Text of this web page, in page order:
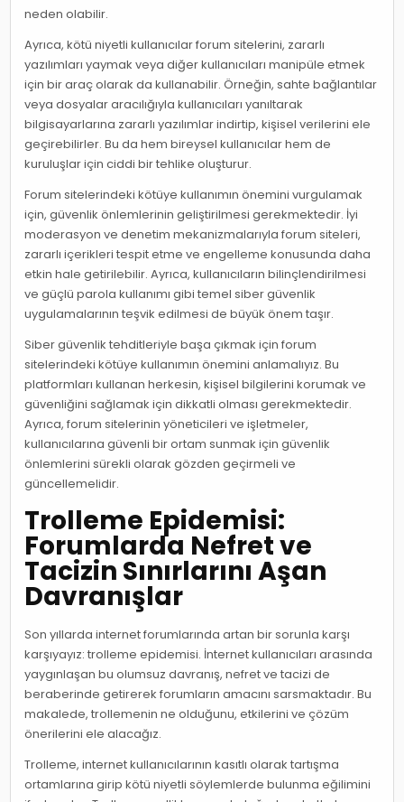
neden olabilir.
Ayrıca, kötü niyetli kullanıcılar forum sitelerini, zararlı
yazılımları yaymak veya diğer kullanıcıları manipüle etmek
için bir araç olarak da kullanabilir. Örneğin, sahte bağlantılar
veya dosyalar aracılığıyla kullanıcıları yanıltarak
bilgisayarlarına zararlı yazılımlar indirtip, kişisel verilerini ele
geçirebilirler. Bu da hem bireysel kullanıcılar hem de
kuruluşlar için ciddi bir tehlike oluşturur.
Forum sitelerindeki kötüye kullanımın önemini vurgulamak
için, güvenlik önlemlerinin geliştirilmesi gerekmektedir. İyi
moderasyon ve denetim mekanizmalarıyla forum siteleri,
zararlı içerikleri tespit etme ve engelleme konusunda daha
etkin hale getirilebilir. Ayrıca, kullanıcıların bilinçlendirilmesi
ve güçlü parola kullanımı gibi temel siber güvenlik
uygulamalarının teşvik edilmesi de büyük önem taşır.
Siber güvenlik tehditleriyle başa çıkmak için forum
sitelerindeki kötüye kullanımın önemini anlamalıyız. Bu
platformları kullanan herkesin, kişisel bilgilerini korumak ve
güvenliğini sağlamak için dikkatli olması gerekmektedir.
Ayrıca, forum sitelerinin yöneticileri ve işletmeler,
kullanıcılarına güvenli bir ortam sunmak için güvenlik
önlemlerini sürekli olarak gözden geçirmeli ve
güncellemelidir.
Trolleme Epidemisi:
Forumlarda Nefret ve
Tacizin Sınırlarını Aşan
Davranışlar
Son yıllarda internet forumlarında artan bir sorunla karşı
karşıyayız: trolleme epidemisi. İnternet kullanıcıları arasında
yaygınlaşan bu olumsuz davranış, nefret ve tacizi de
beraberinde getirerek forumların amacını sarsmaktadır. Bu
makalede, trollemenin ne olduğunu, etkilerini ve çözüm
önerilerini ele alacağız.
Trolleme, internet kullanıcılarının kasıtlı olarak tartışma
ortamlarına girip kötü niyetli söylemlerde bulunma eğilimini